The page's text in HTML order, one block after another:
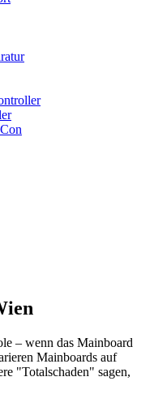
– wenn das Mainboard
Mainboards auf
"Totalschaden" sagen,